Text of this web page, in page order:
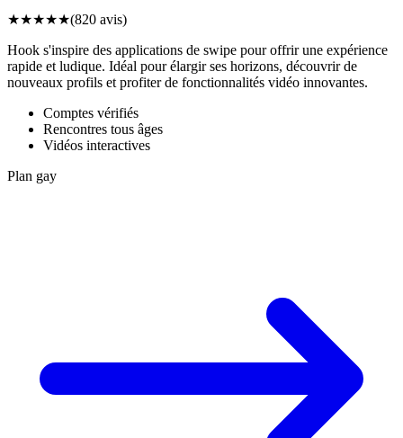
★★★★★(820 avis)
Hook s'inspire des applications de swipe pour offrir une expérience
rapide et ludique. Idéal pour élargir ses horizons, découvrir de
nouveaux profils et profiter de fonctionnalités vidéo innovantes.
Comptes vérifiés
Rencontres tous âges
Vidéos interactives
Plan gay